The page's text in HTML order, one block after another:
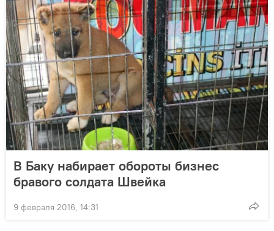
В Баку набирает обороты бизнес
бравого солдата Швейка
9 февраля 2016, 14:31